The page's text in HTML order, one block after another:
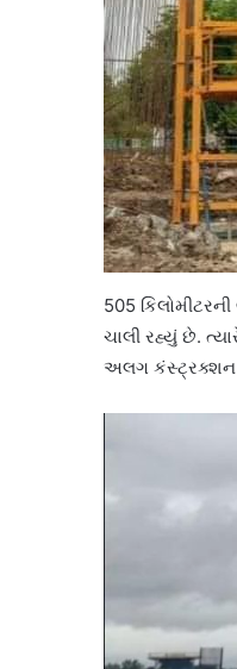
505
ચાલી રહ્યું છે.
અલગ કંસ્ટ્રક્શન